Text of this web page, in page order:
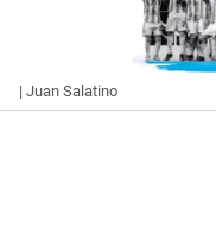
| Juan Salatino